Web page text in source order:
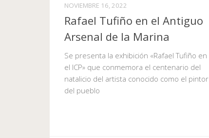
NOVIEMBRE 16, 2022
Rafael Tufiño en el Antiguo
Arsenal de la Marina
Se presenta la exhibición «Rafael Tufiño en
el ICP» que conmemora el centenario del
natalicio del artista conocido como el pintor
del pueblo